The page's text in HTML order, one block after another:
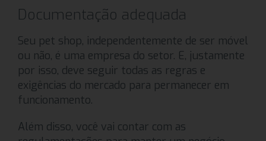
Documentação adequada
Seu pet shop, independentemente de ser móvel
ou não, é uma empresa do setor. E, justamente
por isso, deve seguir todas as regras e
exigências do mercado para permanecer em
funcionamento.
Além disso, você vai contar com as